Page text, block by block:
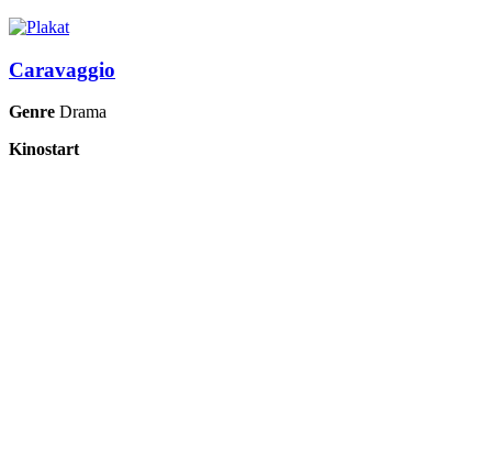
Caravaggio
Genre Drama
Kinostart